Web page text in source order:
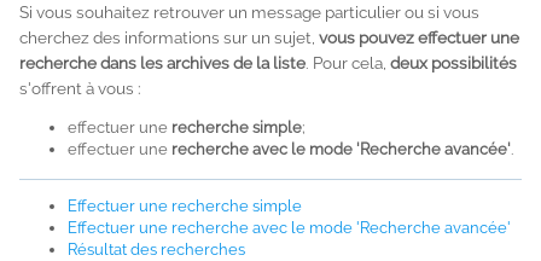
Si vous souhaitez retrouver un message particulier ou si vous
cherchez des informations sur un sujet, vous pouvez effectuer une
recherche dans les archives de la liste . Pour cela, deux possibilités
s'offrent à vous :
effectuer une recherche simple;
effectuer une recherche avec le mode 'Recherche avancée'.
Effectuer une recherche simple
Effectuer une recherche avec le mode 'Recherche avancée'
Résultat des recherches